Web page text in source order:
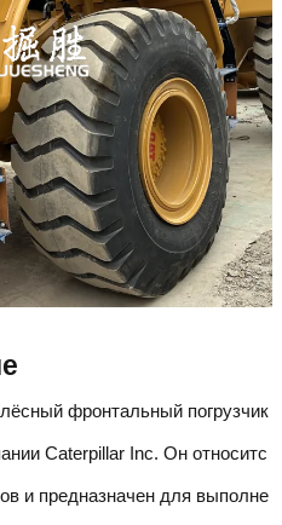
фронтальный погрузчик
Caterpillar Inc. Он относитс
и предназначен для выполне